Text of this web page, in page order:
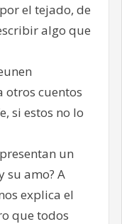
el tejado, de
algo que
otros cuentos
si estos no lo
un
su amo? A
explica el
que todos